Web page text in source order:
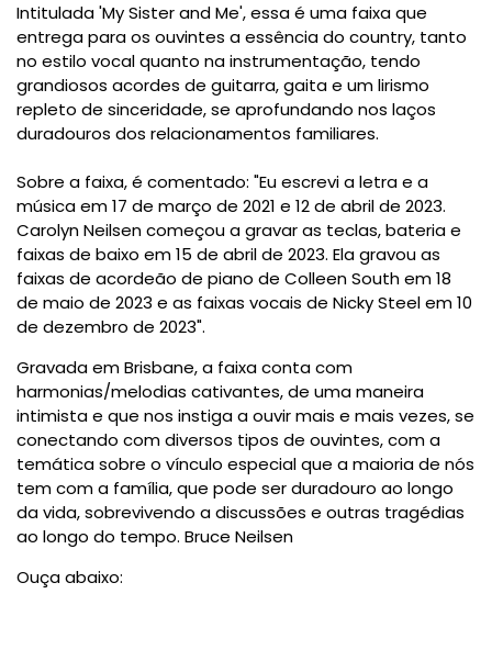
Intitulada 'My Sister and Me', essa é uma faixa que
entrega para os ouvintes a essência do country, tanto
no estilo vocal quanto na instrumentação, tendo
grandiosos acordes de guitarra, gaita e um lirismo
repleto de sinceridade, se aprofundando nos laços
duradouros dos relacionamentos familiares.
Sobre a faixa, é comentado: "Eu escrevi a letra e a
música em 17 de março de 2021 e 12 de abril de 2023.
Carolyn Neilsen começou a gravar as teclas, bateria e
faixas de baixo em 15 de abril de 2023. Ela gravou as
faixas de acordeão de piano de Colleen South em 18
de maio de 2023 e as faixas vocais de Nicky Steel em 10
de dezembro de 2023".
Gravada em Brisbane, a faixa conta com
harmonias/melodias cativantes, de uma maneira
intimista e que nos instiga a ouvir mais e mais vezes, se
conectando com diversos tipos de ouvintes, com a
temática sobre o vínculo especial que a maioria de nós
tem com a família, que pode ser duradouro ao longo
da vida, sobrevivendo a discussões e outras tragédias
ao longo do tempo. Bruce Neilsen
Ouça abaixo: